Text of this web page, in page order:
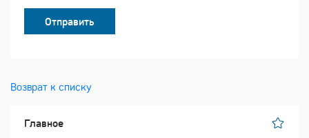
Отправить
Возврат к списку
Главное